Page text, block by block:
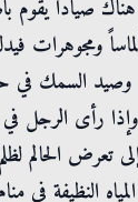
صياداً يقوم
السمك في
وإذا رأى
تعرض الحالم
النظيفة في